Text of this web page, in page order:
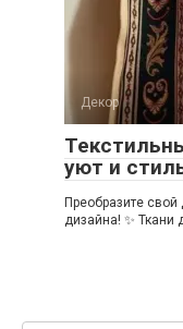
Декор
уют и
Преобразите
дизайна! ✨ Ткани